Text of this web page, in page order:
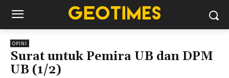
OPINI
Surat untuk Pemira UB dan DPM
UB (1/2)